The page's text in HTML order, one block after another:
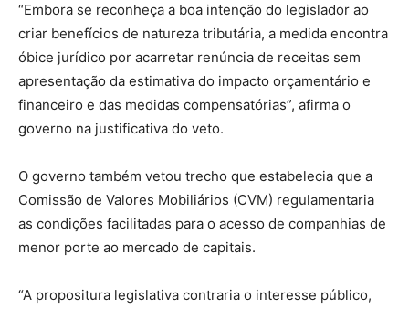
“Embora se reconheça a boa intenção do legislador ao
criar benefícios de natureza tributária, a medida encontra
óbice jurídico por acarretar renúncia de receitas sem
apresentação da estimativa do impacto orçamentário e
financeiro e das medidas compensatórias”, afirma o
governo na justificativa do veto.
O governo também vetou trecho que estabelecia que a
Comissão de Valores Mobiliários (CVM) regulamentaria
as condições facilitadas para o acesso de companhias de
menor porte ao mercado de capitais.
“A propositura legislativa contraria o interesse público,